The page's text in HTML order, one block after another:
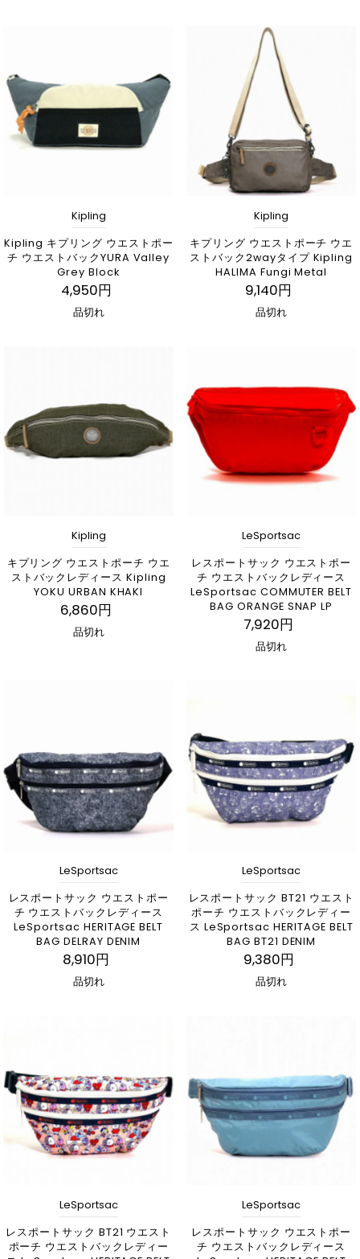
Kipling
Kipling キプリング ウエストポー
チ ウエストバックYURA Valley
Grey Block
4,950円
品切れ
Kipling
キプリング ウエストポーチ ウエ
ストバック2wayタイプ Kipling
HALIMA Fungi Metal
9,140円
品切れ
Kipling
キプリング ウエストポーチ ウエ
ストバックレディース Kipling
YOKU URBAN KHAKI
6,860円
品切れ
LeSportsac
レスポートサック ウエストポー
チ ウエストバックレディース
LeSportsac COMMUTER BELT
BAG ORANGE SNAP LP
7,920円
品切れ
LeSportsac
レスポートサック ウエストポー
チ ウエストバックレディース
LeSportsac HERITAGE BELT
BAG DELRAY DENIM
8,910円
品切れ
LeSportsac
レスポートサック BT21 ウエスト
ポーチ ウエストバックレディー
ス LeSportsac HERITAGE BELT
BAG BT21 DENIM
9,380円
品切れ
LeSportsac
レスポートサック BT21 ウエスト
ポーチ ウエストバックレディー
LeSportsac
レスポートサック ウエストポー
チ ウエストバックレディース